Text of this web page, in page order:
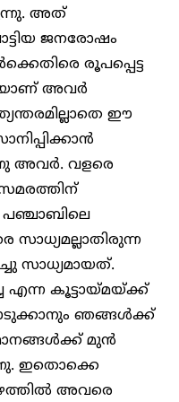
അത്
ജനരോഷം
രൂപപ്പെട്ട
അവർ
ഈ
അവർ. വളരെ
സാധ്യമായത്.
കൂട്ടായ്‌മയ്‌ക്ക്
ഞങ്ങൾക്ക്
മുൻ
ഇതൊക്കെ
അവരെ